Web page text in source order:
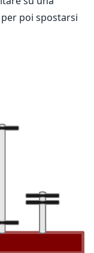
per poi spostarsi